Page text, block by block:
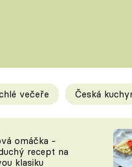
večeře Česká
omáčka -
recept na
klasiku